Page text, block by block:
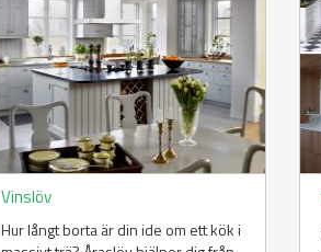
Vinslöv
Hur långt borta är din ide om ett kök i